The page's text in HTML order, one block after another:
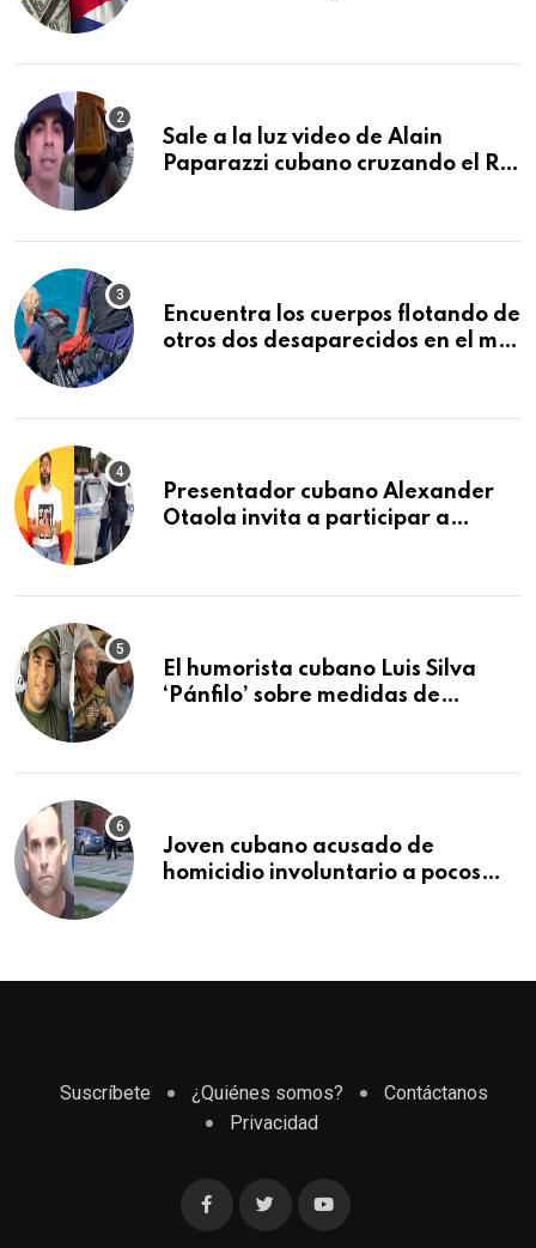
Sale a la luz video de Alain
Paparazzi cubano cruzando el Río
Encuentra los cuerpos flotando de
otros dos desaparecidos en el mar
Presentador cubano Alexander
Otaola invita a participar a
que lo detuvo durante una
El humorista cubano Luis Silva
‘Pánfilo’ sobre medidas de
Joven cubano acusado de
homicidio involuntario a pocos
Suscríbete ¿Quiénes somos?
Contáctanos
Privacidad